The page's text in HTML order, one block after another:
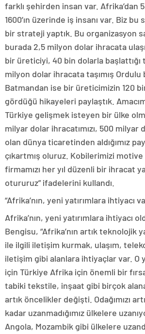
farklı şehirden insan var. Afrika’dan
1600’ın üzerinde iş insanı var. Biz bu
bir strateji yaptık. Bu organizasyon
burada 2,5 milyon dolar ihracata
bir üreticiyi, 40 bin dolarla başlattığı
milyon dolar ihracata taşımış
Batmandan ise bir üreticimizin 120
gördüğü hikayeleri paylaştık.
Türkiye gelişmek isteyen bir ülke
milyar dolar ihracatımızı, 500 milyar
olan dünya ticaretinden aldığımız
çıkartmış oluruz. Kobilerimizi
firmamızı her yıl düzenli bir ihracat
otururuz” ifadelerini kullandı.
“Afrika’nın, yeni yatırımlara ihtiyacı
Afrika’nın, yeni yatırımlara ihtiyacı
Bengisu, “Afrika’nın artık teknolojik
ile ilgili iletişim kurmak, ulaşım,
iletişim gibi alanlara ihtiyaçlar var. O
için Türkiye Afrika için önemli bir
tabiki tekstile, inşaat gibi birçok
artık öncelikler değişti. Odağımızı
kadar uzanmadığımız ülkelere
Angola, Mozambik gibi ülkelere